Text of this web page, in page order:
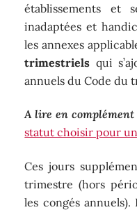
établissements et
inadaptées et
les annexes
trimestriels qui
annuels du Code du
A lire en complément
statut choisir pour
Ces jours
trimestre (hors
les congés